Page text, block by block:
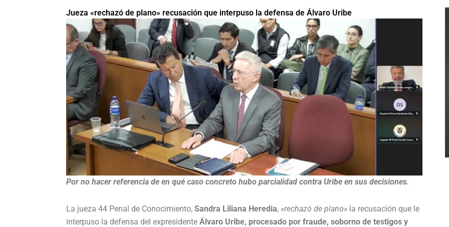
Jueza «rechazó de plano» recusación que interpuso la defensa de Álvaro Uribe
Por no hacer referencia de en qué caso concreto hubo parcialidad contra Uribe en sus decisiones.
La jueza 44 Penal de Conocimiento, Sandra Liliana Heredia, «rechazó de plano» la recusación que le
interpuso la defensa del expresidente Álvaro Uribe, procesado por fraude, soborno de testigos y